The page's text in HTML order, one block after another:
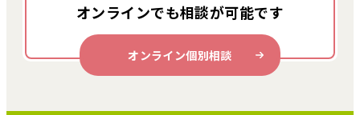
オンラインでも相談が可能です
オンライン個別相談